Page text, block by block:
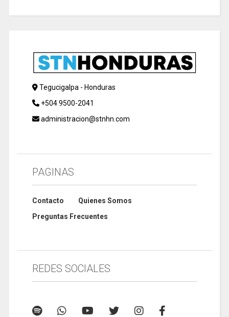
Tegucigalpa - Honduras
+504 9500-2041
administracion@stnhn.com
PAGINAS
Contacto
Quienes Somos
Preguntas Frecuentes
REDES SOCIALES